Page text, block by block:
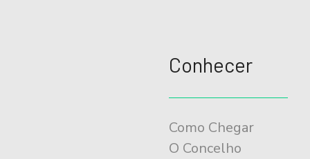
Conhecer
Como Chegar
O Concelho